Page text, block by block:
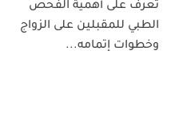
تعرف على أهمية الفحص
الطبي للمقبلين على الزواج
وخطوات إتمامه...